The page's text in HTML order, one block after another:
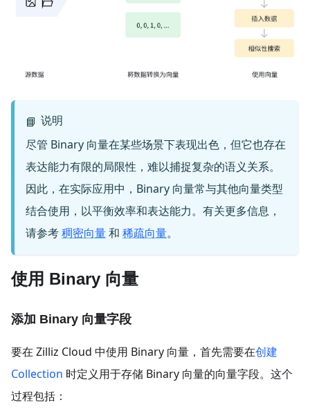
📘 说明
尽管 Binary 向量在某些场景下表现出色，但它也存在
表达能力有限的局限性，难以捕捉复杂的语义关系。
因此，在实际应用中，Binary 向量常与其他向量类型
结合使用，以平衡效率和表达能力。有关更多信息，
请参考稠密向量和 稀疏向量。
使用 Binary 向量
添加 Binary 向量字段
要在 Zilliz Cloud 中使用 Binary 向量，首先需要在创建
Collection 时定义用于存储 Binary 向量的向量字段。这个
过程包括：